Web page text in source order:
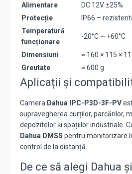
Alimentare
DC 12V ±25%
Protecție
IP66 –
Temperatură
funcționare
-20°C ~ +60°C
Dimensiuni
≈ 160 × 115 ×
Greutate
≈ 600 g
Aplicații și
Camera Dahua IPC-P3D-3F-PV
supravegherea curților, parcărilor,
depozitelor și spațiilor industriale.
Dahua DMSS pentru monitorizare
control de la distanță.
De ce să alegi Dahua